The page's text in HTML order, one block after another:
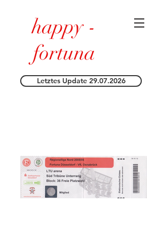
happy -
fortuna
Letztes Update 29.07.2026